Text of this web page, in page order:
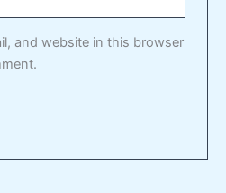
and website in this browser